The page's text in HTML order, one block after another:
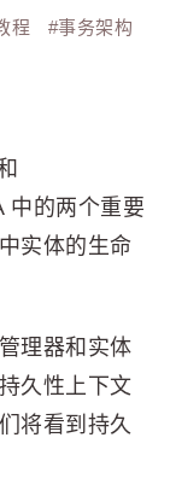
程 #事务架构
中的两个重要
实体的生命
理器和实体
久性上下文
将看到持久